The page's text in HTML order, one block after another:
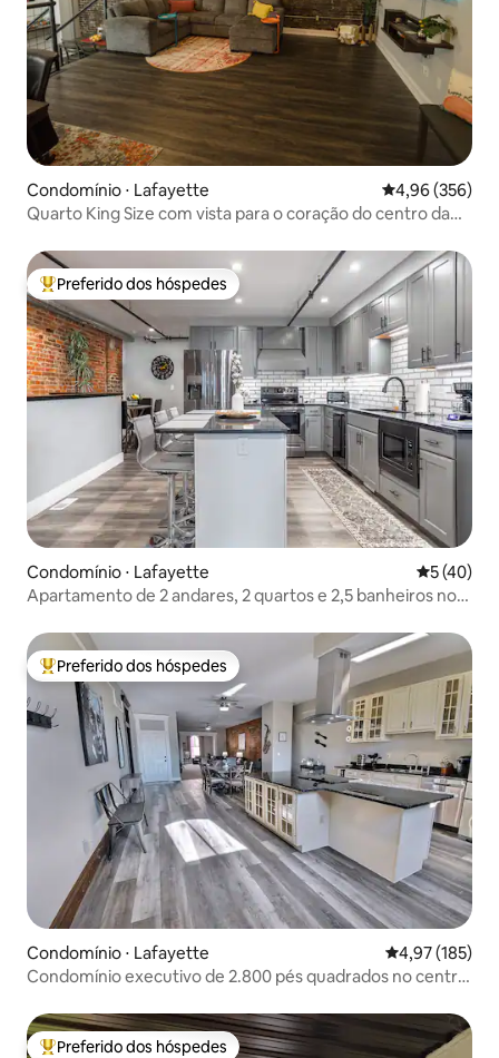
Condomínio ⋅ Lafayette 4,96 de uma
4,96 (356)
Quarto King Size com vista para o coração do centro da
Entre os melhores preferidos dos hóspedes
Preferido dos hóspedes
Condomínio ⋅ Lafayette 5 de uma
5 (40)
Apartamento de 2 andares, 2 quartos e 2,5 banheiros no
Entre os melhores preferidos dos hóspedes
Preferido dos hóspedes
Condomínio ⋅ Lafayette 4,97 de uma
4,97 (185)
Condomínio executivo de 2.800 pés quadrados no centro
Preferido dos hóspedes